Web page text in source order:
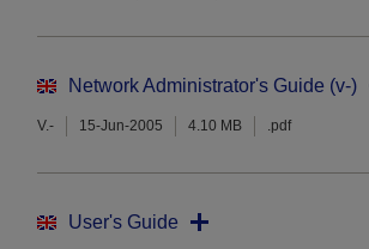
Network Administrator's Guide (v-)
V.- 15-Jun-2005 4.10 MB .pdf
User's Guide